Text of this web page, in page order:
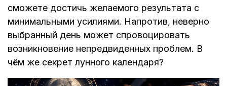
сможете достичь желаемого результата с
минимальными усилиями. Напротив, неверно
выбранный день может спровоцировать
возникновение непредвиденных проблем. В
чём же секрет лунного календаря?